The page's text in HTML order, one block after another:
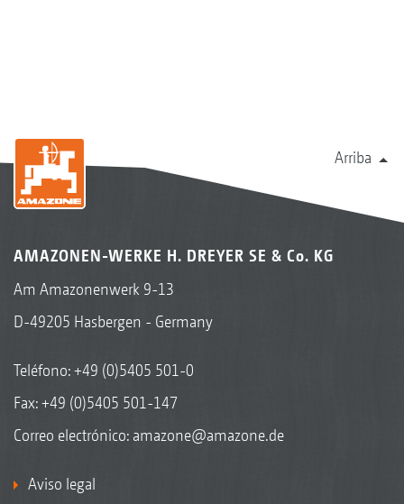
Arriba
AMAZONEN-WERKE H. DREYER SE & Co. KG
Am Amazonenwerk 9-13
D-49205 Hasbergen - Germany
Teléfono:+49 (0)5405 501-0
Fax: +49 (0)5405 501-147
Correo electrónico: amazone@amazone.de
Aviso legal